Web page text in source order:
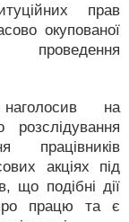
прав
окупованої
на
розслідування
працівників
акціях під
що подібні дії
працю та є